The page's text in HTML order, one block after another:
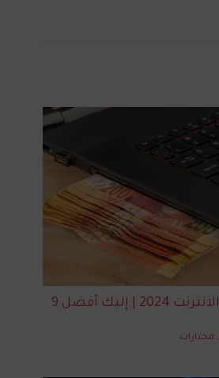
كيفية الربح من الانترنت 2024 | إليك أفضل 9
, مختارات